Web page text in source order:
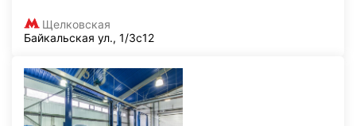
Щелковская
Байкальская ул., 1/3с12